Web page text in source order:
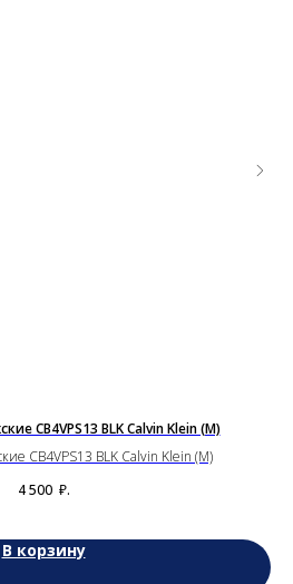
CB4VPS13 BLK Calvin Klein (M)
CB4VPS13 BLK Calvin Klein (M)
4 500 ₽.
В корзину